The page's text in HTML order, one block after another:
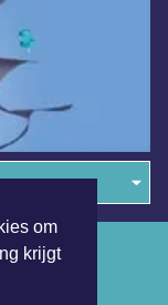
om
krijgt